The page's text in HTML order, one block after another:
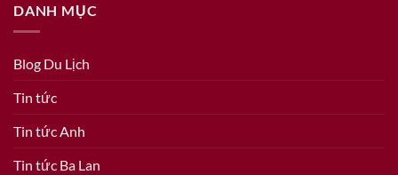
DANH MỤC
Blog Du Lịch
Tin tức
Tin tức Anh
Tin tức Ba Lan